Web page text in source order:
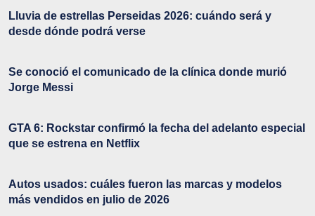
Lluvia de estrellas Perseidas 2026: cuándo será y
desde dónde podrá verse
Se conoció el comunicado de la clínica donde murió
Jorge Messi
GTA 6: Rockstar confirmó la fecha del adelanto especial
que se estrena en Netflix
Autos usados: cuáles fueron las marcas y modelos
más vendidos en julio de 2026